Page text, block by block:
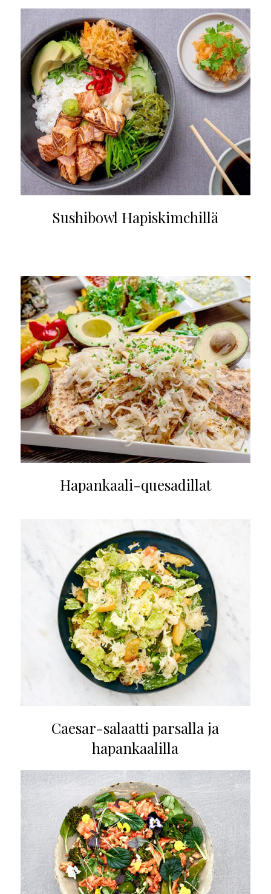
Sushibowl Hapiskimchillä
Hapankaali-quesadillat
Caesar-salaatti parsalla ja
hapankaalilla